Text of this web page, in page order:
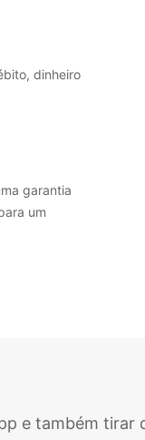
dinheiro
garantia
um
e também tirar